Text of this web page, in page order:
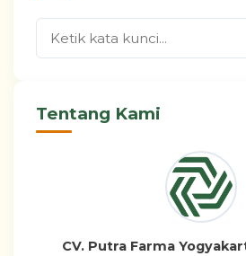
Tentang Kami
CV. Putra Farma